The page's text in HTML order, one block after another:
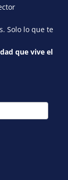
Solo lo que te
que vive el